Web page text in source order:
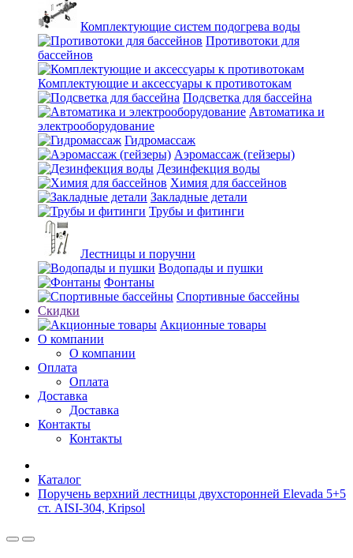
Комплектующие систем подогрева воды
Противотоки для
бассейнов
Комплектующие и аксессуары к противотокам
Подсветка для бассейна
Автоматика и
электрооборудование
Гидромассаж
Аэромассаж (гейзеры)
Дезинфекция воды
Химия для бассейнов
Закладные детали
Трубы и фитинги
Лестницы и поручни
Водопады и пушки
Фонтаны
Спортивные бассейны
Скидки
Акционные товары
О компании
О компании
Оплата
Оплата
Доставка
Доставка
Контакты
Контакты
Каталог
Поручень верхний лестницы двухсторонней Elevada 5+5
ст. AISI-304, Kripsol